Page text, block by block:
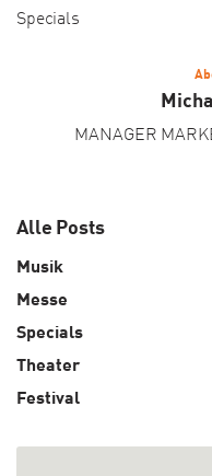
Specials
MANAGER
Alle Posts
Musik
Messe
Specials
Theater
Festival